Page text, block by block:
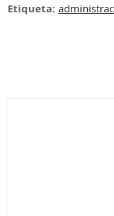
Etiqueta: